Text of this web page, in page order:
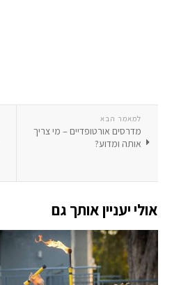
למאמר הבא
מדרסים אורטופדיים – מי צריך
אותה ומדוע?
אולי יעניין אותך גם